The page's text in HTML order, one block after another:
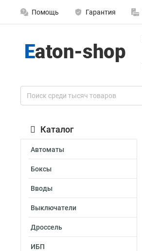
Помощь Гарантия
Каталог
Автоматы
Боксы
Вводы
Выключатели
Дроссель
ИБП